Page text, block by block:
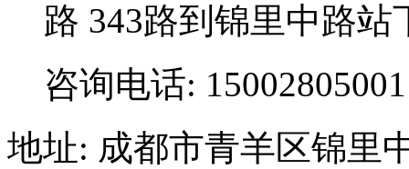
路 343路到锦里中路站
咨询电话: 15002805001
地址: 成都市青羊区锦里